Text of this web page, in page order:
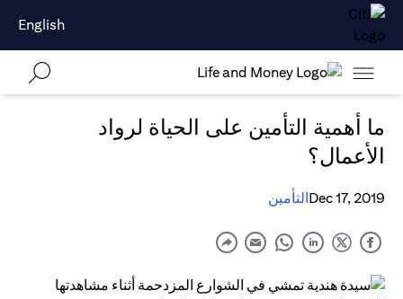
English
ما أهمية التأمين على الحياة لرواد
الأعمال؟
Dec 17, 2019التأمين